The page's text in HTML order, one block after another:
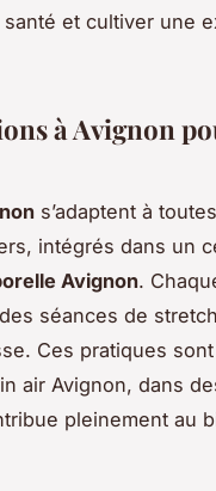
et cultiver une
à Avignon
s’adaptent à
intégrés dans un
Avignon.
séances de
Ces pratiques
air Avignon, dans
pleinement au